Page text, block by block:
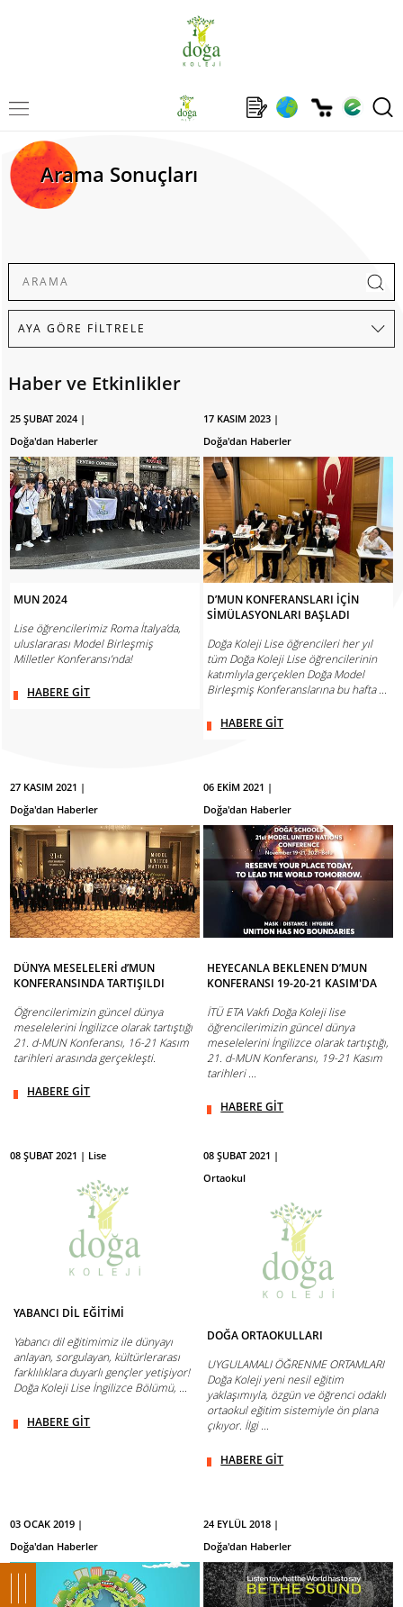
Arama Sonuçları
Haber ve Etkinlikler
25 ŞUBAT 2024 |
Doğa'dan Haberler
MUN 2024
Lise öğrencilerimiz Roma İtalya’da,
uluslararası Model Birleşmiş
Milletler Konferansı’nda!
HABERE GİT
17 KASIM 2023 |
Doğa'dan Haberler
D’MUN KONFERANSLARI İÇİN
SİMÜLASYONLARI BAŞLADI
Doğa Koleji Lise öğrencileri her yıl
tüm Doğa Koleji Lise öğrencilerinin
katımlıyla gerçeklen Doğa Model
Birleşmiş Konferanslarına bu hafta ...
HABERE GİT
27 KASIM 2021 |
Doğa'dan Haberler
DÜNYA MESELELERİ d’MUN
KONFERANSINDA TARTIŞILDI
Öğrencilerimizin güncel dünya
meselelerini İngilizce olarak tartıştığı
21. d-MUN Konferansı, 16-21 Kasım
tarihleri arasında gerçekleşti.
HABERE GİT
06 EKİM 2021 |
Doğa'dan Haberler
HEYECANLA BEKLENEN D’MUN
KONFERANSI 19-20-21 KASIM'DA
İTÜ ETA Vakfı Doğa Koleji lise
öğrencilerimizin güncel dünya
meselelerini İngilizce olarak tartıştığı,
21. d-MUN Konferansı, 19-21 Kasım
tarihleri ...
HABERE GİT
08 ŞUBAT 2021 | Lise
YABANCI DİL EĞİTİMİ
Yabancı dil eğitimimiz ile dünyayı
anlayan, sorgulayan, kültürlerarası
farklılıklara duyarlı gençler yetişiyor!
Doğa Koleji Lise İngilizce Bölümü, ...
HABERE GİT
08 ŞUBAT 2021 |
Ortaokul
DOĞA ORTAOKULLARI
UYGULAMALI ÖĞRENME ORTAMLARI
Doğa Koleji yeni nesil eğitim
yaklaşımıyla, özgün ve öğrenci odaklı
ortaokul eğitim sistemiyle ön plana
çıkıyor. İlgi ...
HABERE GİT
03 OCAK 2019 |
Doğa'dan Haberler
24 EYLÜL 2018 |
Doğa'dan Haberler